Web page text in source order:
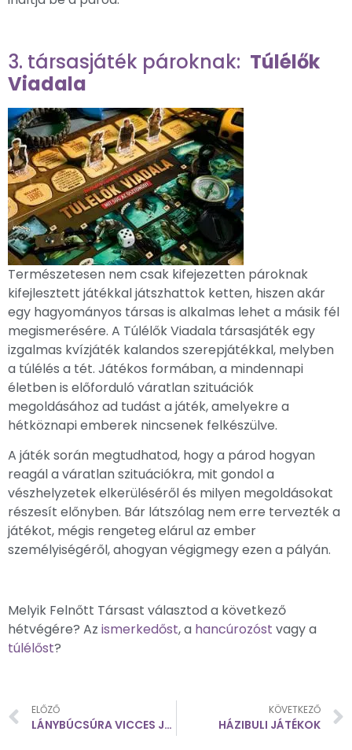
3. társasjáték pároknak: Túlélők
Viadala
Természetesen nem csak kifejezetten pároknak
kifejlesztett játékkal játszhattok ketten, hiszen akár
egy hagyományos társas is alkalmas lehet a másik fél
megismerésére. A Túlélők Viadala társasjáték egy
izgalmas kvízjáték kalandos szerepjátékkal, melyben
a túlélés a tét. Játékos formában, a mindennapi
életben is előforduló váratlan szituációk
megoldásához ad tudást a játék, amelyekre a
hétköznapi emberek nincsenek felkészülve.
A játék során megtudhatod, hogy a párod hogyan
reagál a váratlan szituációkra, mit gondol a
vészhelyzetek elkerüléséről és milyen megoldásokat
részesít előnyben. Bár látszólag nem erre tervezték a
játékot, mégis rengeteg elárul az ember
személyiségéről, ahogyan végigmegy ezen a pályán.
Melyik Felnőtt Társast választod a következő
hétvégére? Az ismerkedőst, a hancúrozóst vagy a
túlélőst?
ELŐZŐ
LÁNYBÚCSÚRA VICCES JÁTÉK
KÖVETKEZŐ
HÁZIBULI JÁTÉKOK